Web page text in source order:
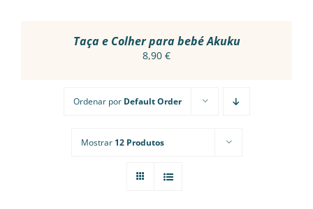
Ordenar por Default Order
Mostrar 12 Produtos
Taça e Colher para bebé Akuku
8,90 €